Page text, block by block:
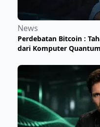
News
Perdebatan Bitcoin :
dari Komputer Quantum